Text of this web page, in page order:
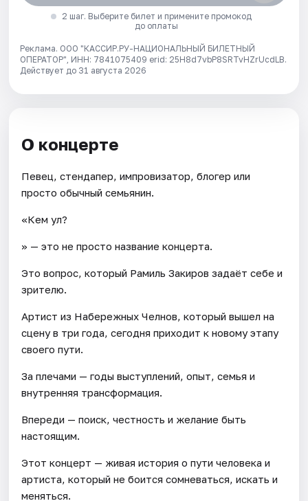
2 шаг. Выберите билет и примените промокод
до оплаты
Реклама. ООО "КАССИР.РУ-НАЦИОНАЛЬНЫЙ БИЛЕТНЫЙ
ОПЕРАТОР", ИНН: 7841075409 erid: 25H8d7vbP8SRTvHZrUcdLB.
Действует до 31 августа 2026
О концерте
Певец, стендапер, импровизатор, блогер или
просто обычный семьянин.
«Кем ул?
» — это не просто название концерта.
Это вопрос, который Рамиль Закиров задаёт себе и
зрителю.
Артист из Набережных Челнов, который вышел на
сцену в три года, сегодня приходит к новому этапу
своего пути.
За плечами — годы выступлений, опыт, семья и
внутренняя трансформация.
Впереди — поиск, честность и желание быть
настоящим.
Этот концерт — живая история о пути человека и
артиста, который не боится сомневаться, искать и
меняться.